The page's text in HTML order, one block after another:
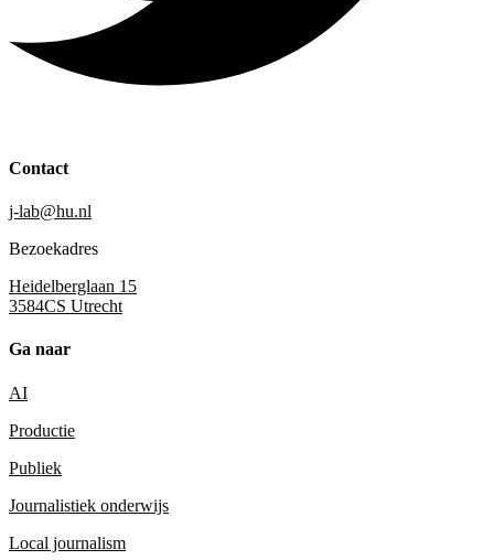
Contact
j-lab@hu.nl
Bezoekadres
Heidelberglaan 15
3584CS Utrecht
Ga naar
AI
Productie
Publiek
Journalistiek onderwijs
Local journalism